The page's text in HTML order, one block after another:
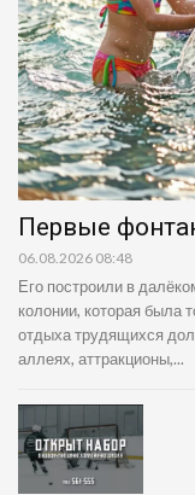
Первые
06.08.2026 08:48
Его построили в
колонии, которая была
отдыха трудящихся
аллеях, аттракционы,...